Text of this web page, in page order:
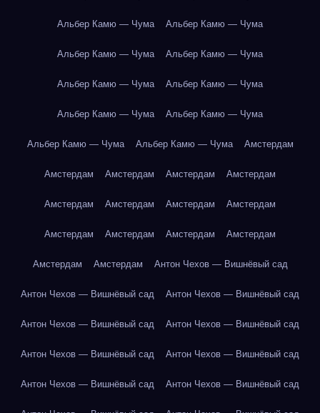
Альбер Камю — Чума Альбер Камю — Чума
Альбер Камю — Чума Альбер Камю — Чума
Альбер Камю — Чума Альбер Камю — Чума
Альбер Камю — Чума Альбер Камю — Чума
Альбер Камю — Чума Альбер Камю — Чума Амстердам
Амстердам Амстердам Амстердам Амстердам
Амстердам Амстердам Амстердам Амстердам
Амстердам Амстердам Амстердам Амстердам
Амстердам Амстердам Антон Чехов — Вишнёвый сад
Антон Чехов — Вишнёвый сад Антон Чехов — Вишнёвый сад
Антон Чехов — Вишнёвый сад Антон Чехов — Вишнёвый сад
Антон Чехов — Вишнёвый сад Антон Чехов — Вишнёвый сад
Антон Чехов — Вишнёвый сад Антон Чехов — Вишнёвый сад